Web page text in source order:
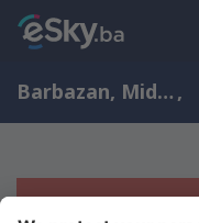
Barbazan, Midi - Pireneji, Francuska ,